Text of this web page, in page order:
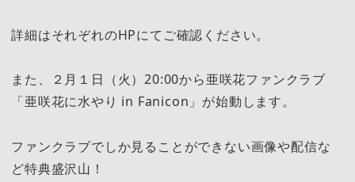
詳細はそれぞれのHPにてご確認ください。
また、２月１日（火）20:00から亜咲花ファンクラブ
「亜咲花に水やり in Fanicon」が始動します。
ファンクラブでしか見ることができない画像や配信な
ど特典盛沢山！